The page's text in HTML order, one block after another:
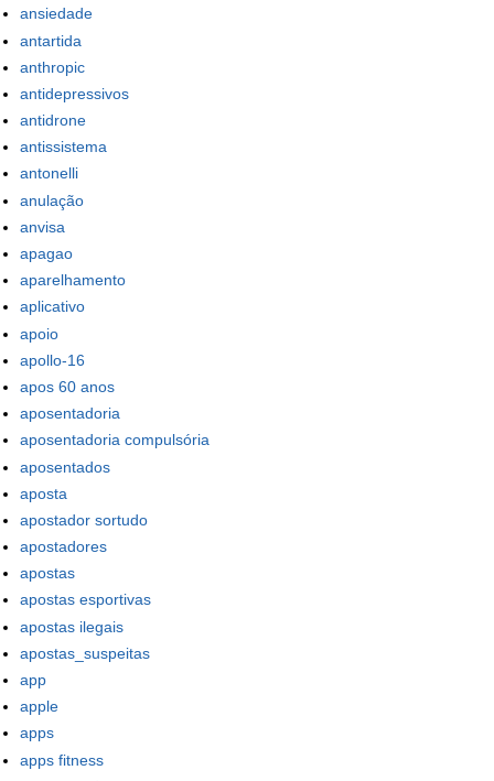
ansiedade
antartida
anthropic
antidepressivos
antidrone
antissistema
antonelli
anulação
anvisa
apagao
aparelhamento
aplicativo
apoio
apollo-16
apos 60 anos
aposentadoria
aposentadoria compulsória
aposentados
aposta
apostador sortudo
apostadores
apostas
apostas esportivas
apostas ilegais
apostas_suspeitas
app
apple
apps
apps fitness